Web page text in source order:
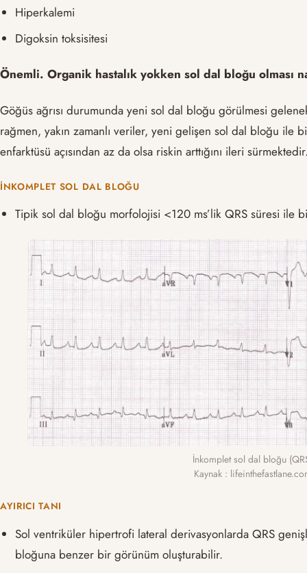
Hiperkalemi
Digoksin toksisitesi
Önemli. Organik hastalık yokken sol dal bloğu olması
Göğüs ağrısı durumunda yeni sol dal bloğu görülmesi
rağmen, yakın zamanlı veriler, yeni gelişen sol dal bloğu ile
enfarktüsü açısından az da olsa riskin arttığını ileri
İNKOMPLET SOL DAL BLOĞU
Tipik sol dal bloğu morfolojisi <120 ms’lik QRS süresi ile
İnkomplet sol dal bloğu
Kaynak :
AYIRICI TANI
Sol ventriküler hipertrofi lateral derivasyonlarda QRS
bloğuna benzer bir görünüm oluşturabilir.